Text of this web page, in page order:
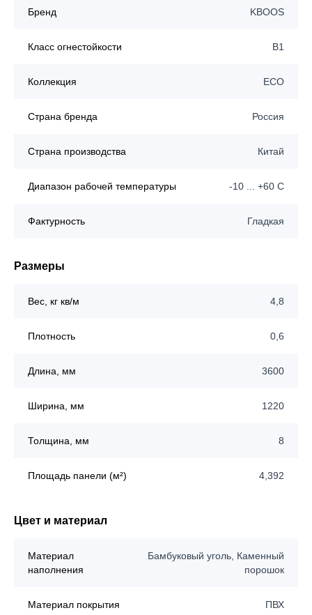
Бренд KBOOS
Класс огнестойкости B1
Коллекция ECO
Страна бренда Россия
Страна производства Китай
Диапазон рабочей температуры -10 ... +60 C
Фактурность Гладкая
Размеры
Вес, кг кв/м 4,8
Плотность 0,6
Длина, мм 3600
Ширина, мм 1220
Толщина, мм 8
Площадь панели (м²) 4,392
Цвет и материал
Материал
наполнения
Бамбуковый уголь, Каменный
порошок
Материал покрытия ПВХ